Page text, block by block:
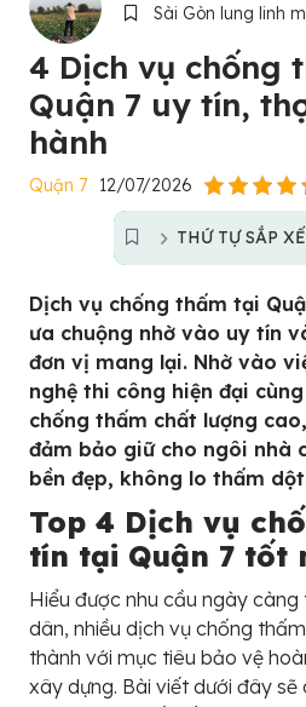
Sài Gòn lung linh
4 Dịch vụ chống
Quận 7 uy tín,
hành
Quận 7 12/07/2026
THỨ TỰ SẮP
Dịch vụ chống thấm tại
ưa chuộng nhờ vào uy tín
đơn vị mang lại. Nhờ vào
nghệ thi công hiện đại
chống thấm chất lượng
đảm bảo giữ cho ngôi nhà
bền đẹp, không lo thấm
Top 4 Dịch vụ
tín tại Quận 7 tốt
Hiểu được nhu cầu ngày
dân, nhiều dịch vụ chống
thành với mục tiêu bảo vệ
xây dựng. Bài viết dưới đây